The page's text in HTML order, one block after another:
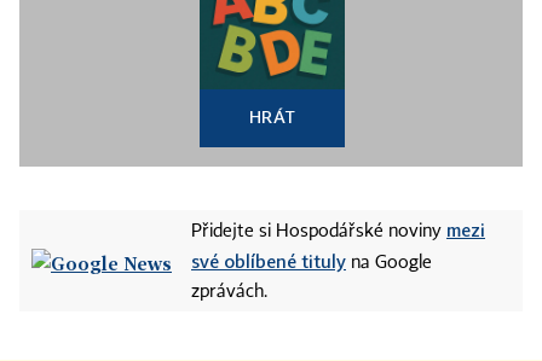
HRÁT
Přidejte si Hospodářské noviny mezi
své oblíbené tituly na Google
zprávách.